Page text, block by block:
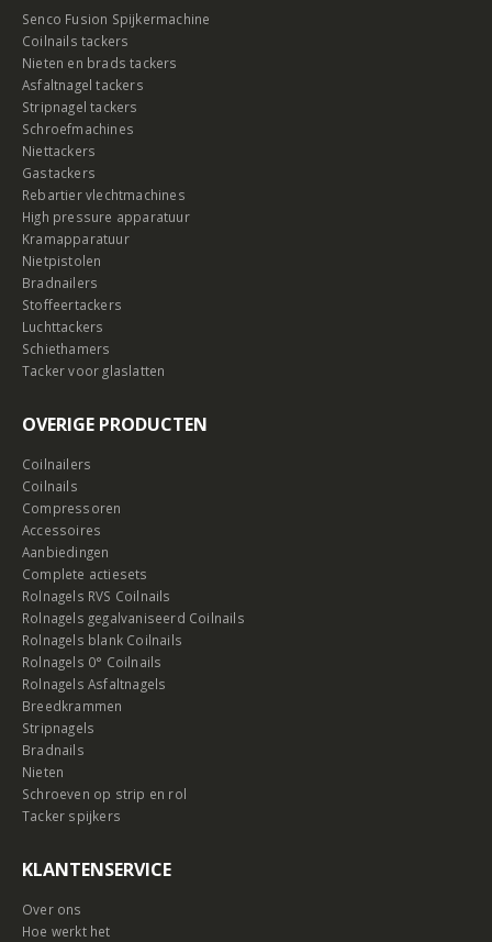
Senco Fusion Spijkermachine
Coilnails tackers
Nieten en brads tackers
Asfaltnagel tackers
Stripnagel tackers
Schroefmachines
Niettackers
Gastackers
Rebartier vlechtmachines
High pressure apparatuur
Kramapparatuur
Nietpistolen
Bradnailers
Stoffeertackers
Luchttackers
Schiethamers
Tacker voor glaslatten
OVERIGE PRODUCTEN
Coilnailers
Coilnails
Compressoren
Accessoires
Aanbiedingen
Complete actiesets
Rolnagels RVS Coilnails
Rolnagels gegalvaniseerd Coilnails
Rolnagels blank Coilnails
Rolnagels 0° Coilnails
Rolnagels Asfaltnagels
Breedkrammen
Stripnagels
Bradnails
Nieten
Schroeven op strip en rol
Tacker spijkers
KLANTENSERVICE
Over ons
Hoe werkt het